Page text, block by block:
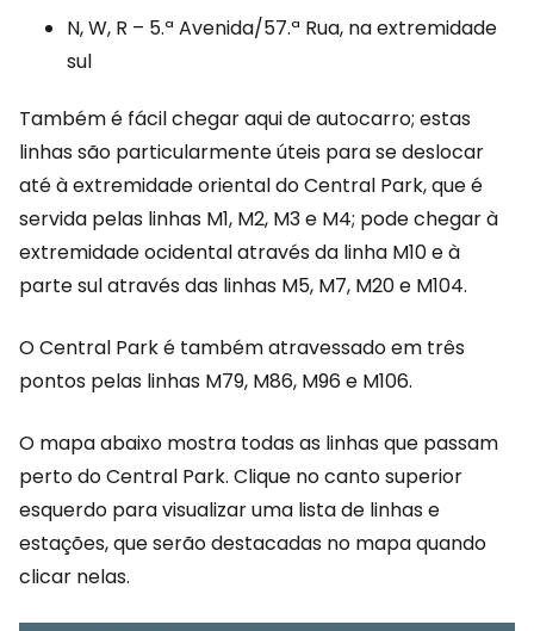
N, W, R – 5.ª Avenida/57.ª Rua, na extremidade
sul
Também é fácil chegar aqui de autocarro; estas
linhas são particularmente úteis para se deslocar
até à extremidade oriental do Central Park, que é
servida pelas linhas M1, M2, M3 e M4; pode chegar à
extremidade ocidental através da linha M10 e à
parte sul através das linhas M5, M7, M20 e M104.
O Central Park é também atravessado em três
pontos pelas linhas M79, M86, M96 e M106.
O mapa abaixo mostra todas as linhas que passam
perto do Central Park. Clique no canto superior
esquerdo para visualizar uma lista de linhas e
estações, que serão destacadas no mapa quando
clicar nelas.